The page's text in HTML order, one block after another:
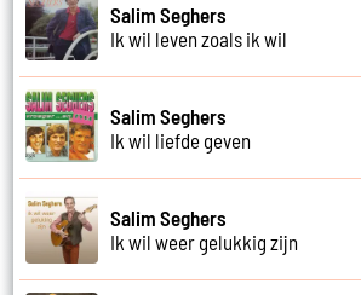
Salim Seghers
Ik wil leven zoals ik wil
Salim Seghers
Ik wil liefde geven
Salim Seghers
Ik wil weer gelukkig zijn